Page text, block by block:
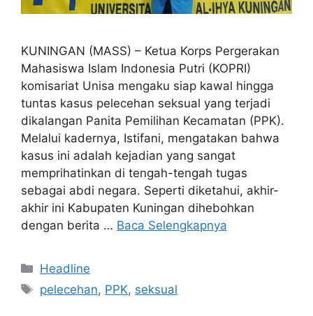
KUNINGAN (MASS) – Ketua Korps Pergerakan
Mahasiswa Islam Indonesia Putri (KOPRI)
komisariat Unisa mengaku siap kawal hingga
tuntas kasus pelecehan seksual yang terjadi
dikalangan Panita Pemilihan Kecamatan (PPK).
Melalui kadernya, Istifani, mengatakan bahwa
kasus ini adalah kejadian yang sangat
memprihatinkan di tengah-tengah tugas
sebagai abdi negara. Seperti diketahui, akhir-
akhir ini Kabupaten Kuningan dihebohkan
dengan berita … Baca Selengkapnya
Kategori
Headline
Tag
pelecehan, PPK, seksual